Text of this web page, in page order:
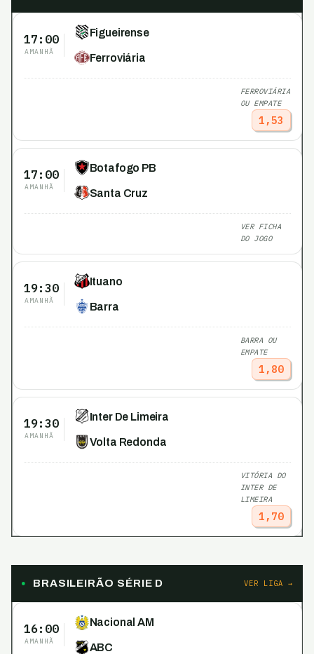
17:00
AMANHÃ
Figueirense
Ferroviária
FERROVIÁRIA
OU EMPATE
1,53
17:00
AMANHÃ
Botafogo PB
Santa Cruz
VER FICHA
DO JOGO
19:30
AMANHÃ
Ituano
Barra
BARRA OU
EMPATE
1,80
19:30
AMANHÃ
Inter De Limeira
Volta Redonda
VITÓRIA DO
INTER DE
LIMEIRA
1,70
BRASILEIRÃO SÉRIE D VER LIGA →
16:00
AMANHÃ
Nacional AM
ABC